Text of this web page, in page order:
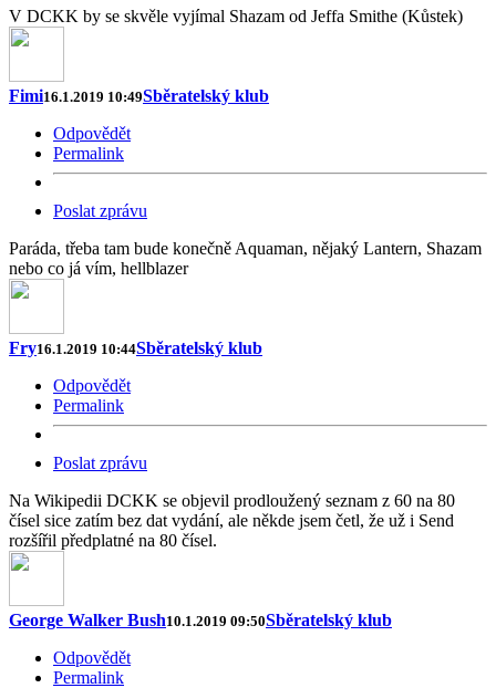
V DCKK by se skvěle vyjímal Shazam od Jeffa Smithe (Kůstek)
Fimi16.1.2019 10:49Sběratelský klub
Odpovědět
Permalink
Poslat zprávu
Paráda, třeba tam bude konečně Aquaman, nějaký Lantern, Shazam
nebo co já vím, hellblazer
Fry16.1.2019 10:44Sběratelský klub
Odpovědět
Permalink
Poslat zprávu
Na Wikipedii DCKK se objevil prodloužený seznam z 60 na 80
čísel sice zatím bez dat vydání, ale někde jsem četl, že už i Send
rozšířil předplatné na 80 čísel.
George Walker Bush10.1.2019 09:50Sběratelský klub
Odpovědět
Permalink